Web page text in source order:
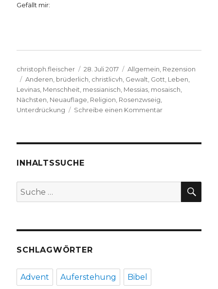
Gefällt mir:
Autor
christoph.fleischer
Veröffentlicht
am
28. Juli 2017 Kategorien
Allgemein Rezension
Schlagwörter
Anderen brüderlich christlicvh Gewalt Gott Leben
Levinas Menschheit messianisch Messias mosaisch
Nächsten Neuauflage Religion Rosenzwseig
Unterdrückung
Schreibe einen Kommentarzu
Christoph
Fleischer,
Welver
INHALTSSUCHE
Suche
nach:
SCHLAGWÖRTER
Advent Auferstehung Bibel